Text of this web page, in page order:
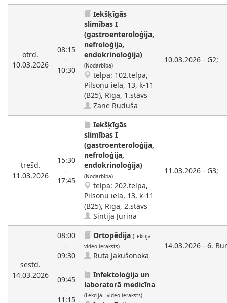
otrd.
10.03.2026
08:15
-
10:30
Iekšķīgās
slimības I
(gastroenteroloģija,
nefroloģija,
endokrinoloģija)
(Nodarbība)
telpa: 102.telpa,
Pilsoņu iela, 13, k-11
(B25), Rīga, 1.stāvs
Zane Ruduša
10.03.2026 - G2;
trešd.
11.03.2026
15:30
-
17:45
Iekšķīgās
slimības I
(gastroenteroloģija,
nefroloģija,
endokrinoloģija)
(Nodarbība)
telpa: 202.telpa,
Pilsoņu iela, 13, k-11
(B25), Rīga, 2.stāvs
Sintija Jurina
11.03.2026 - G3;
sestd.
14.03.2026
08:00
-
09:30
Ortopēdija (Lekcija -
video ieraksts)
Ruta Jakušonoka
14.03.2026 - 6.
09:45
-
11:15
Infektoloģija un
laboratorā medicīna
(Lekcija - video ieraksts)